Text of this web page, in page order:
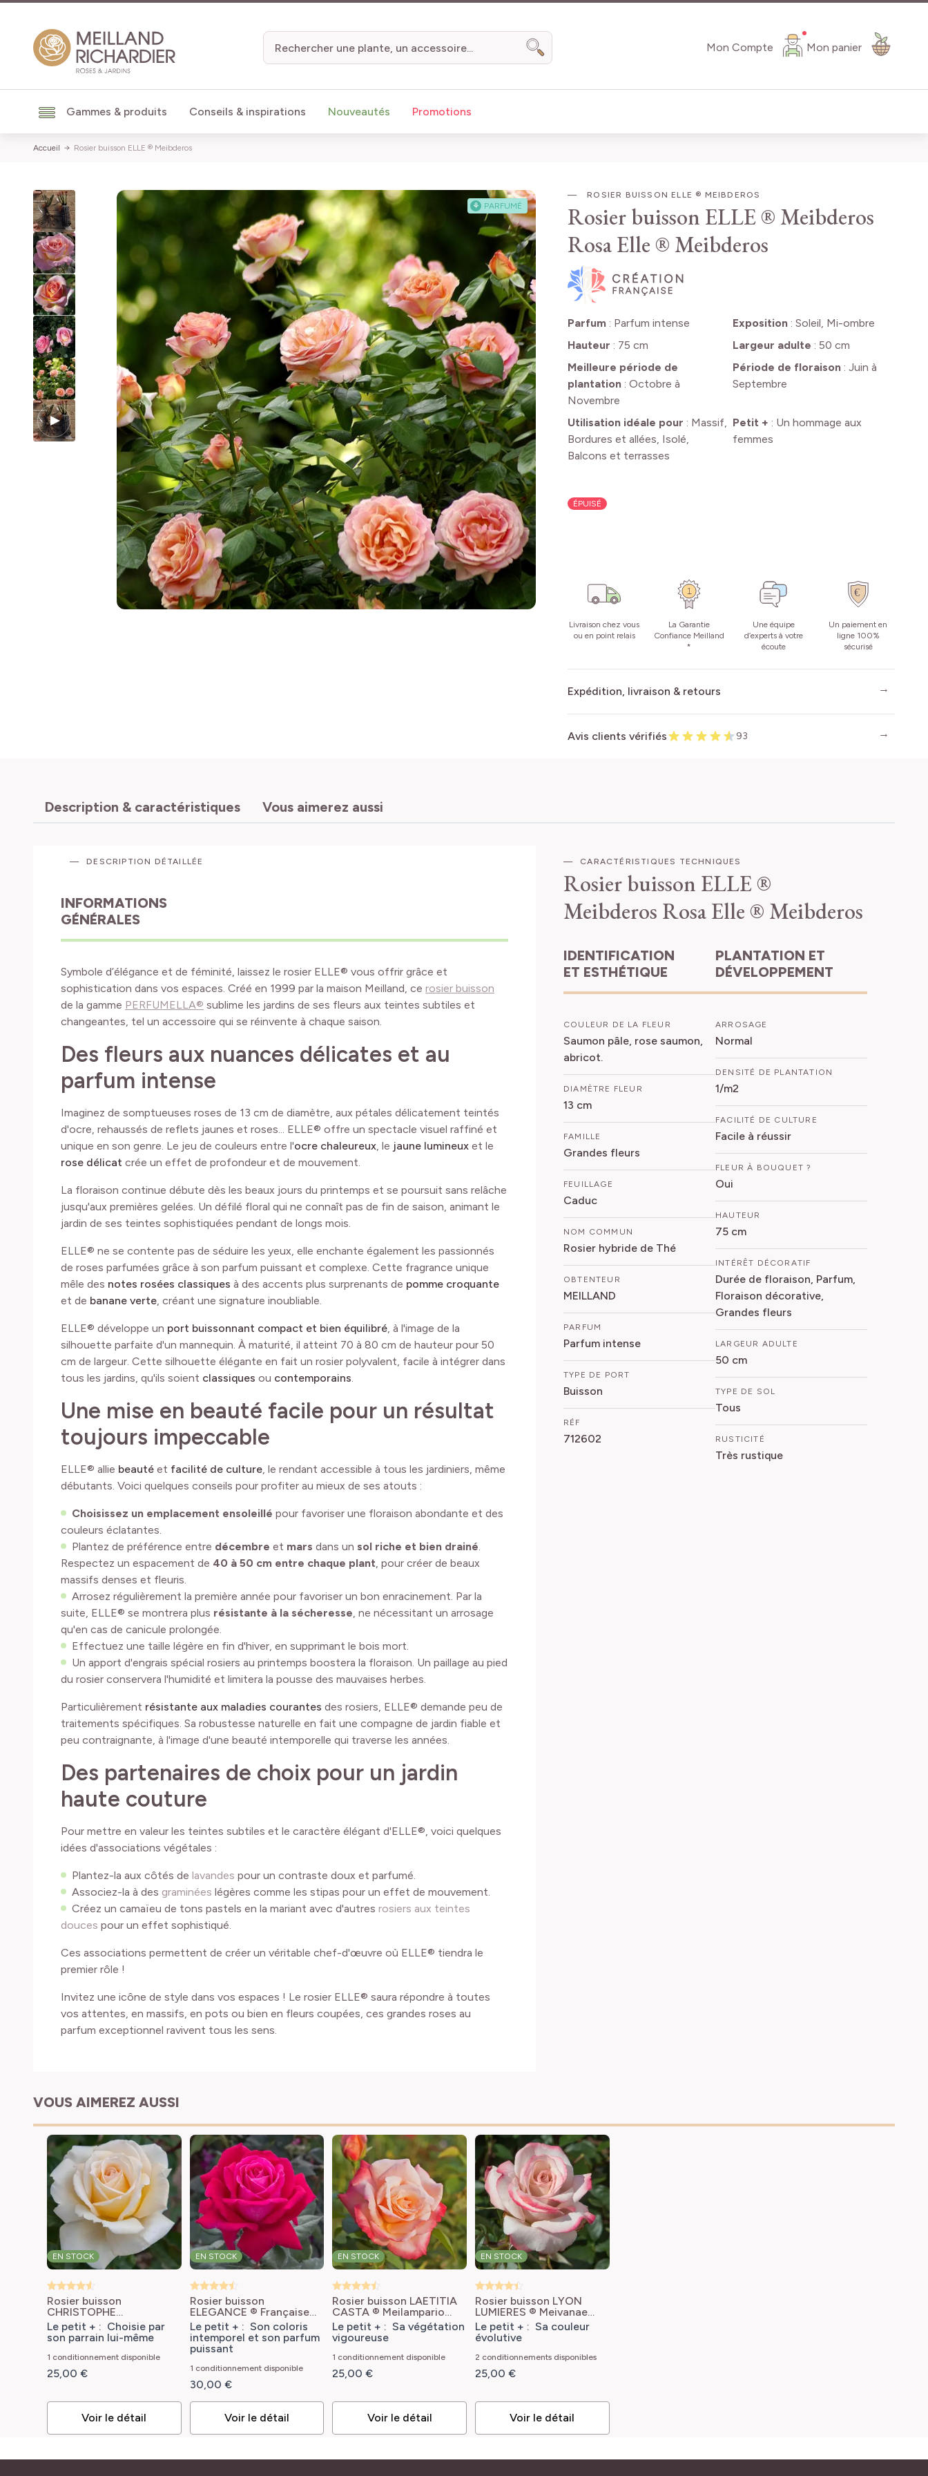
Mon Compte Mon panier
Gammes & produits Conseils & inspirations Nouveautés Promotions
Chercher
Accueil Rosier buisson ELLE ® Meibderos
⚘ PARFUMÉ
ROSIER BUISSON ELLE ® MEIBDEROS
Rosier buisson ELLE ® Meibderos
Rosa Elle ® Meibderos
Parfum: Parfum intense Exposition: Soleil, Mi-ombre
Hauteur : 75 cm Largeur adulte : 50 cm
Meilleure période de
plantation: Octobre à
Novembre
Période de floraison: Juin à
Septembre
Utilisation idéale pour : Massif,
Bordures et allées, Isolé,
Balcons et terrasses
Petit + : Un hommage aux
femmes
ÉPUISÉ
Livraison chez vous
ou en point relais
La Garantie
Confiance Meilland
*
Une équipe
d’experts à votre
écoute
Un paiement en
ligne 100%
sécurisé
Expédition, livraison & retours
Avis clients vérifiés 93
Description & caractéristiques Vous aimerez aussi
DESCRIPTION DÉTAILLÉE
INFORMATIONS
GÉNÉRALES
Symbole d’élégance et de féminité, laissez le rosier ELLE® vous offrir grâce et
sophistication dans vos espaces. Créé en 1999 par la maison Meilland, ce rosier buisson
de la gamme PERFUMELLA® sublime les jardins de ses fleurs aux teintes subtiles et
changeantes, tel un accessoire qui se réinvente à chaque saison.
Des fleurs aux nuances délicates et au
parfum intense
Imaginez de somptueuses roses de 13 cm de diamètre, aux pétales délicatement teintés
d'ocre, rehaussés de reflets jaunes et roses... ELLE® offre un spectacle visuel raffiné et
unique en son genre. Le jeu de couleurs entre l'ocre chaleureux, le jaune lumineux et le
rose délicat crée un effet de profondeur et de mouvement.
La floraison continue débute dès les beaux jours du printemps et se poursuit sans relâche
jusqu'aux premières gelées. Un défilé floral qui ne connaît pas de fin de saison, animant le
jardin de ses teintes sophistiquées pendant de longs mois.
ELLE® ne se contente pas de séduire les yeux, elle enchante également les passionnés
de roses parfumées grâce à son parfum puissant et complexe. Cette fragrance unique
mêle des notes rosées classiques à des accents plus surprenants de pomme croquante
et de banane verte, créant une signature inoubliable.
ELLE® développe un port buissonnant compact et bien équilibré, à l'image de la
silhouette parfaite d'un mannequin. À maturité, il atteint 70 à 80 cm de hauteur pour 50
cm de largeur. Cette silhouette élégante en fait un rosier polyvalent, facile à intégrer dans
tous les jardins, qu'ils soient classiques ou contemporains.
Une mise en beauté facile pour un résultat
toujours impeccable
ELLE® allie beauté et facilité de culture, le rendant accessible à tous les jardiniers, même
débutants. Voici quelques conseils pour profiter au mieux de ses atouts :
Choisissez un emplacement ensoleillé pour favoriser une floraison abondante et des
couleurs éclatantes.
Plantez de préférence entre décembre et mars dans un sol riche et bien drainé.
Respectez un espacement de 40 à 50 cm entre chaque plant, pour créer de beaux
massifs denses et fleuris.
Arrosez régulièrement la première année pour favoriser un bon enracinement. Par la
suite, ELLE® se montrera plus résistante à la sécheresse, ne nécessitant un arrosage
qu'en cas de canicule prolongée.
Effectuez une taille légère en fin d'hiver, en supprimant le bois mort.
Un apport d'engrais spécial rosiers au printemps boostera la floraison. Un paillage au pied
du rosier conservera l'humidité et limitera la pousse des mauvaises herbes.
Particulièrement résistante aux maladies courantes des rosiers, ELLE® demande peu de
traitements spécifiques. Sa robustesse naturelle en fait une compagne de jardin fiable et
peu contraignante, à l'image d'une beauté intemporelle qui traverse les années.
Des partenaires de choix pour un jardin
haute couture
Pour mettre en valeur les teintes subtiles et le caractère élégant d'ELLE®, voici quelques
idées d'associations végétales :
Plantez-la aux côtés de lavandes pour un contraste doux et parfumé.
Associez-la à des graminées légères comme les stipas pour un effet de mouvement.
Créez un camaïeu de tons pastels en la mariant avec d'autres rosiers aux teintes
douces pour un effet sophistiqué.
Ces associations permettent de créer un véritable chef-d'œuvre où ELLE® tiendra le
premier rôle !
Invitez une icône de style dans vos espaces ! Le rosier ELLE® saura répondre à toutes
vos attentes, en massifs, en pots ou bien en fleurs coupées, ces grandes roses au
parfum exceptionnel ravivent tous les sens.
CARACTÉRISTIQUES TECHNIQUES
Rosier buisson ELLE ®
Meibderos Rosa Elle ® Meibderos
IDENTIFICATION
ET ESTHÉTIQUE
COULEUR DE LA FLEUR
Saumon pâle, rose saumon,
abricot.
DIAMÈTRE FLEUR
13 cm
FAMILLE
Grandes fleurs
FEUILLAGE
Caduc
NOM COMMUN
Rosier hybride de Thé
OBTENTEUR
MEILLAND
PARFUM
Parfum intense
TYPE DE PORT
Buisson
RÉF
712602
PLANTATION ET
DÉVELOPPEMENT
ARROSAGE
Normal
DENSITÉ DE PLANTATION
1/m2
FACILITÉ DE CULTURE
Facile à réussir
FLEUR À BOUQUET ?
Oui
HAUTEUR
75 cm
INTÉRÊT DÉCORATIF
Durée de floraison, Parfum,
Floraison décorative,
Grandes fleurs
LARGEUR ADULTE
50 cm
TYPE DE SOL
Tous
RUSTICITÉ
Très rustique
VOUS AIMEREZ AUSSI
EN STOCK
Rosier buisson
CHRISTOPHE
DECHAVANNE ®
Meibarbaru Rosa
'Meibarbaru'
CHRISTOPHE
DECHAVANNE®
Le petit + : Choisie par
son parrain lui-même
1 conditionnement disponible
25,00 €
Voir le détail
EN STOCK
Rosier buisson
ELEGANCE ® Française
Meithatie Rosa Elégance
Française® 'Meithatie'
Le petit + : Son coloris
intemporel et son parfum
puissant
1 conditionnement disponible
30,00 €
Voir le détail
EN STOCK
Rosier buisson LAETITIA
CASTA ® Meilampario
Rosa Laeticia Casta®
'Meilampario'
Le petit + : Sa végétation
vigoureuse
1 conditionnement disponible
25,00 €
Voir le détail
EN STOCK
Rosier buisson LYON
LUMIERES ® Meivanae
Rosa Lyon Lumières
'Meivanae'
Le petit + : Sa couleur
évolutive
2 conditionnements disponibles
25,00 €
Voir le détail